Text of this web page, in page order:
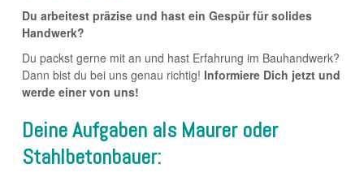
Du arbeitest präzise und hast ein Gespür für solides
Handwerk?
Du packst gerne mit an und hast Erfahrung im Bauhandwerk?
Dann bist du bei uns genau richtig! Informiere Dich jetzt und
werde einer von uns!
Deine Aufgaben als Maurer oder
Stahlbetonbauer: